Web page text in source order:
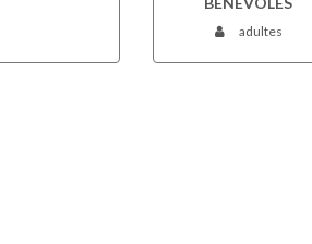
adultes